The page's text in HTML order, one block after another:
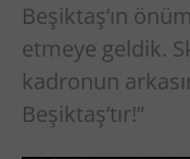
Beşiktaş’ın
etmeye geldik.
kadronun
Beşiktaş’tır!”